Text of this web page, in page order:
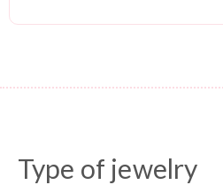
Type of jewelry